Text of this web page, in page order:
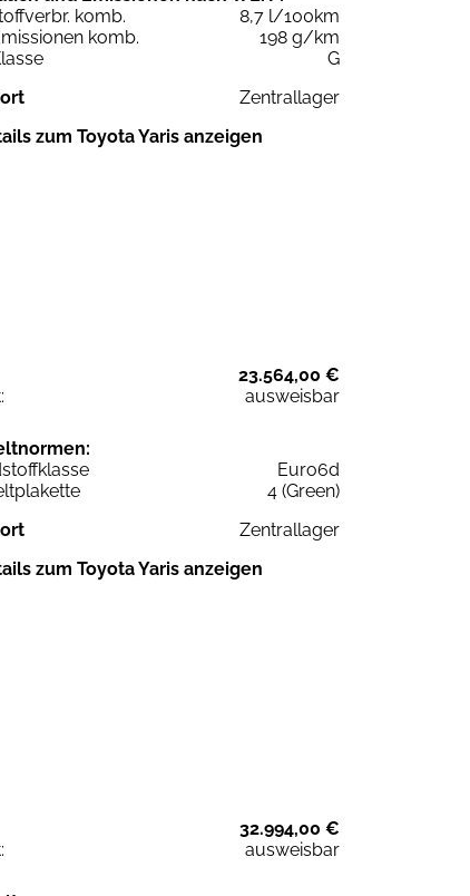
komb.
8,7 l/100km
komb.
198 g/km
G
Zentrallager
zum Toyota Yaris anzeigen
23.564,00 €
ausweisbar
Euro6d
4 (Green)
Zentrallager
zum Toyota Yaris anzeigen
32.994,00 €
ausweisbar